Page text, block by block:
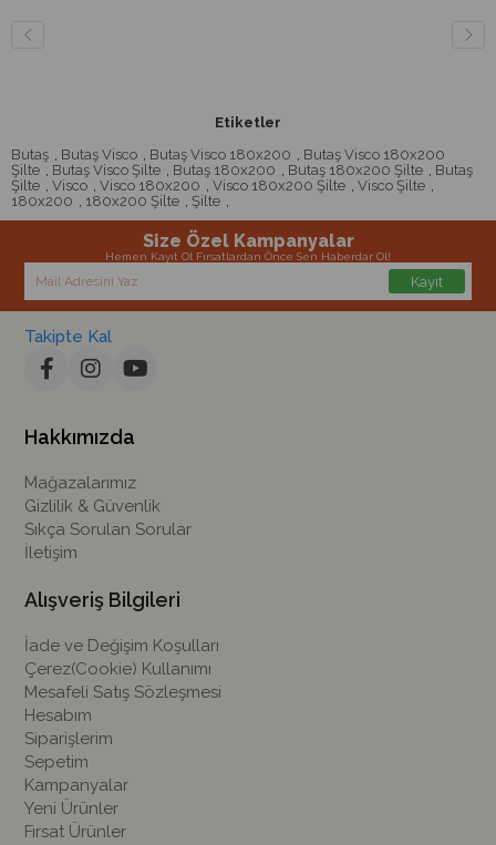
Etiketler
Butaş , Butaş Visco , Butaş Visco 180x200 , Butaş Visco 180x200
Şilte , Butaş Visco Şilte , Butaş 180x200 , Butaş 180x200 Şilte , Butaş
Şilte , Visco , Visco 180x200 , Visco 180x200 Şilte , Visco Şilte ,
180x200 , 180x200 Şilte , Şilte ,
Size Özel Kampanyalar
Hemen Kayıt Ol Fırsatlardan Önce Sen Haberdar Ol!
Kayıt
Takipte Kal
Hakkımızda
Mağazalarımız
Gizlilik & Güvenlik
Sıkça Sorulan Sorular
İletişim
Alışveriş Bilgileri
İade ve Değişim Koşulları
Çerez(Cookie) Kullanımı
Mesafeli Satış Sözleşmesi
Hesabım
Siparişlerim
Sepetim
Kampanyalar
Yeni Ürünler
Fırsat Ürünler